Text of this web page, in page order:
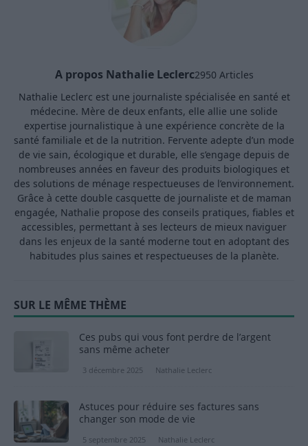
A propos Nathalie Leclerc2950 Articles
Nathalie Leclerc est une journaliste spécialisée en santé et
médecine. Mère de deux enfants, elle allie une solide
expertise journalistique à une expérience concrète de la
santé familiale et de la nutrition. Fervente adepte d’un mode
de vie sain, écologique et durable, elle s’engage depuis de
nombreuses années en faveur des produits biologiques et
des solutions de ménage respectueuses de l’environnement.
Grâce à cette double casquette de journaliste et de maman
engagée, Nathalie propose des conseils pratiques, fiables et
accessibles, permettant à ses lecteurs de mieux naviguer
dans les enjeux de la santé moderne tout en adoptant des
habitudes plus saines et respectueuses de la planète.
SUR LE MÊME THÈME
Ces pubs qui vous font perdre de l’argent
sans même acheter
3 décembre 2025 Nathalie Leclerc
Astuces pour réduire ses factures sans
changer son mode de vie
5 septembre 2025 Nathalie Leclerc